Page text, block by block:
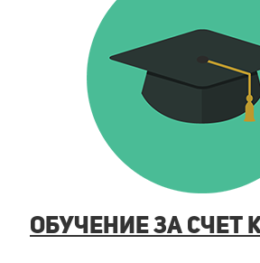
обучение за счет